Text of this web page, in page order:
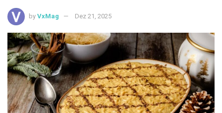
by VxMag Dez 21, 2025